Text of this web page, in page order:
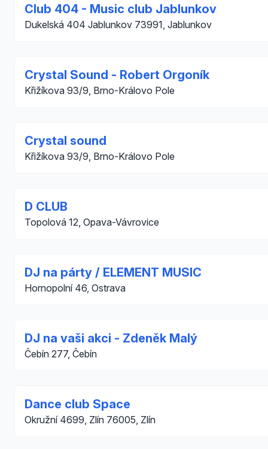
Club 404 - Music club Jablunkov
Dukelská 404 Jablunkov 73991, Jablunkov
Crystal Sound - Robert Orgoník
Křižíkova 93/9, Brno-Královo Pole
Crystal sound
Křižíkova 93/9, Brno-Královo Pole
D CLUB
Topolová 12, Opava-Vávrovice
DJ na párty / ELEMENT MUSIC
Hornopolní 46, Ostrava
DJ na vaši akci - Zdeněk Malý
Čebín 277, Čebín
Dance club Space
Okružní 4699, Zlín 76005, Zlín